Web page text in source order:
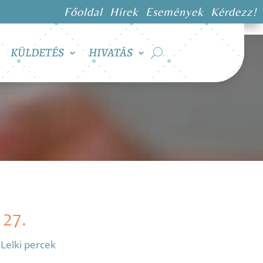
Főoldal Hírek Események Kérdezz!
KÜLDETÉS HIVATÁS
Lelki percek